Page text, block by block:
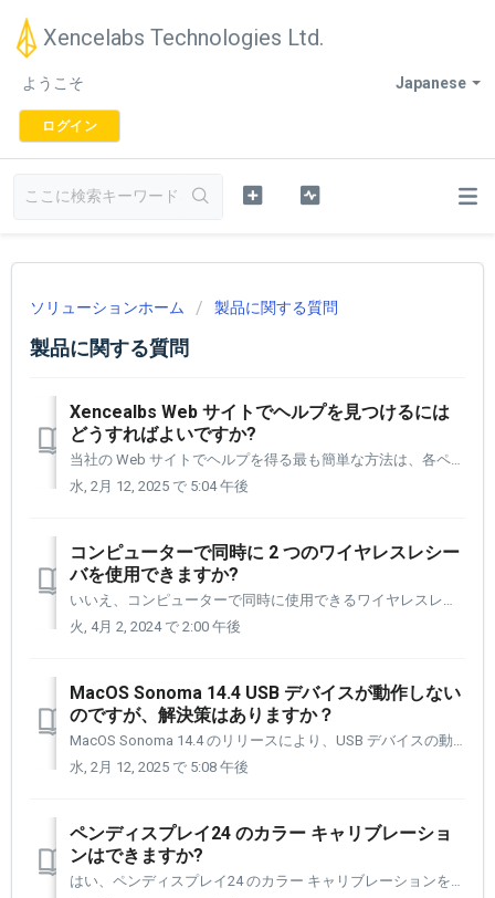
Xencelabs Technologies Ltd.
Japanese
ようこそ
ログイン
ソリューションホーム 製品に関する質問
製品に関する質問
Xencealbs Web サイトでヘルプを見つけるには
どうすればよいですか?
当社の Web サイトでヘルプを得る最も簡単な方法は、各ページの右下隅にある黄色のヘルプ アイコンをクリックすることです。 これにより、よくある質問やカスタマーサポートに電子メールで簡単にアクセスできるようになります。 [1] 各ページの右下隅にあるヘルプアイコンをクリックすると、ヘルプが展開されます...
水, 2月 12, 2025 で 5:04 午後
コンピューターで同時に 2 つのワイヤレスレシー
バを使用できますか?
いいえ、コンピューターで同時に使用できるワイヤレスレシーバは 1 つだけです。 ワイヤレスレシーバには、1 台のペンタブレット + クイッキーズ、または 2 台のクイッキーズを接続できます。 2 つのワイヤレスレシーバが接続されている様子は次のようになります。 [デバイス設定] パネル...
火, 4月 2, 2024 で 2:00 午後
MacOS Sonoma 14.4 USB デバイスが動作しない
のですが、解決策はありますか？
MacOS Sonoma 14.4 のリリースにより、USB デバイスの動作方法とオペレーティング システムへの接続方法において、HUBインターフェイスのセットアップが少し変わったようです。 これは特に MacBook に関連しているようですが、MacBook 以外の Mac デバイスを使用していて、...
水, 2月 12, 2025 で 5:08 午後
ペンディスプレイ24 のカラー キャリブレーショ
ンはできますか?
はい、ペンディスプレイ24 のカラー キャリブレーションを行うことができます。その前に、30 分以上ウォーム アップし、[設定] パネルのカラー スペースを Pantone に設定する必要があります。 以下の手順では、ペンディスプレイ 24 を Pantone カラー スペースに設定する手順を説明します...